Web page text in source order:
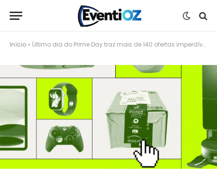
Início » Último dia do Prime Day traz mais de 140 ofertas imperdíveis em tecnologia